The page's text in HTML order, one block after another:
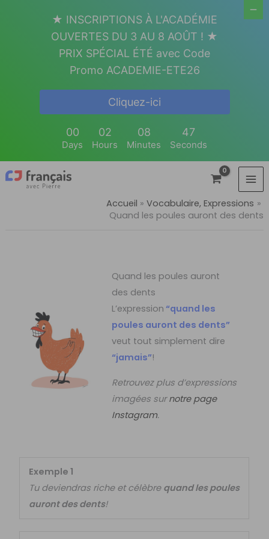
Accueil
Vocabulaire, Expressions
Quand les poules auront des dents
Quand les poules auront
des dents
L’expression “quand les
poules auront des dents”
veut tout simplement dire
“jamais”!
Retrouvez plus d’expressions
imagées surnotre page
Instagram.
Exemple 1
Tu deviendras riche et célèbre quand les poules
auront des dents!
★ INSCRIPTIONS À L'ACADÉMIE
OUVERTES DU 3 AU 8 AOÛT ! ★
PRIX SPÉCIAL ÉTÉ avec Code
Promo ACADEMIE-ETE26
Cliquez-ici
00
Days
02
Hours
08
Minutes
47
Seconds